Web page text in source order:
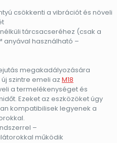
csökkenti a vibrációt és növeli
tárcsacseréhez (csak a
anyával használható –
megakadályozására
új szintre emeli az M18
a termelékenységet és
Ezeket az eszközöket úgy
kompatibilisek legyenek a
–
működik